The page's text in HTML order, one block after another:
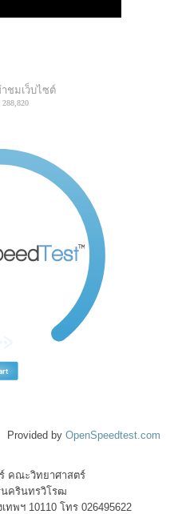
ชมเว็บไซต์
Provided by OpenSpeedtest.com
คณะวิทยาศาสตร์
ครินทรวิโรฒ
พฯ 10110 โทร 026495622